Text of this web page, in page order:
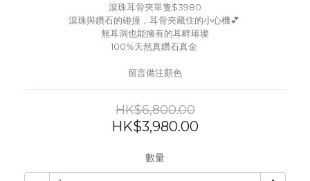
滾珠耳骨夾單隻$3980
滾珠與鑽石的碰撞，耳骨夾藏住的小心機💕
無耳洞也能擁有的耳畔璀璨
100%天然真鑽石真金
留言備注顏色
HK$6,800.00
HK$3,980.00
數量